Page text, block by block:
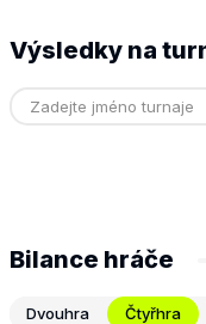
Výsledky na
Bilance hráče
Dvouhra Čtyřhra